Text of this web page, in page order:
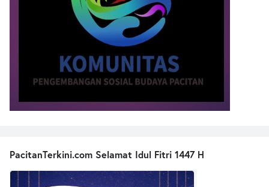
PacitanTerkini.com Selamat Idul Fitri 1447 H